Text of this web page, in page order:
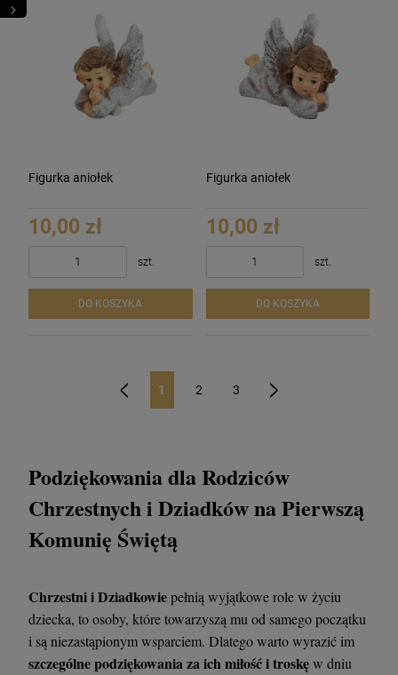
Figurka aniołek
10,00 zł
szt.
DO KOSZYKA
Figurka aniołek
10,00 zł
szt.
DO KOSZYKA
1 2 3
Podziękowania dla Rodziców
Chrzestnych i Dziadków na Pierwszą
Komunię Świętą
Chrzestni i Dziadkowiepełnią wyjątkowe role w życiu
dziecka, to osoby, które towarzyszą mu od samego początku
i są niezastąpionym wsparciem. Dlatego warto wyrazić im
szczególne podziękowania za ich miłość i troskęw dniu